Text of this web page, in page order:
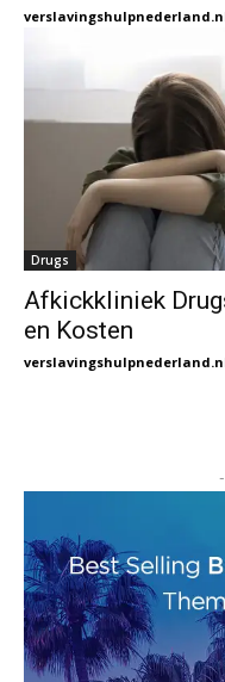
Drugs
Afkickkliniek
en Kosten